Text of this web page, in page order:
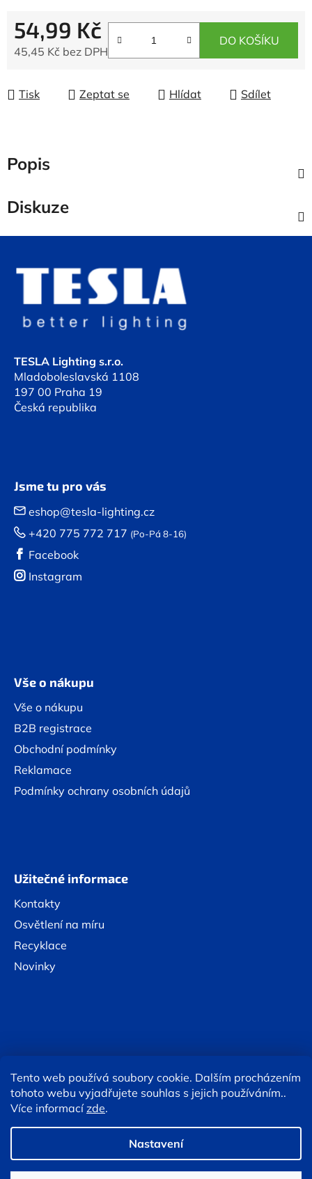
Tento web používá soubory cookie. Dalším procházením
tohoto webu vyjadřujete souhlas s jejich používáním..
Více informacízde.
Nastavení
54,99 Kč
45,45 Kč bez DPH
DO KOŠÍKU
Tisk Zeptat se Hlídat Sdílet
Popis
Diskuze
TESLA Lighting s.r.o.
Mladoboleslavská 1108
197 00 Praha 19
Česká republika
Jsme tu pro vás
eshop@tesla-lighting.cz
+420 775 772 717 (Po-Pá 8-16)
Facebook
Instagram
Vše o nákupu
Vše o nákupu
B2B registrace
Obchodní podmínky
Reklamace
Podmínky ochrany osobních údajů
Užitečné informace
Kontakty
Osvětlení na míru
Recyklace
Novinky
Online platby:
Upravit nastavení cookies